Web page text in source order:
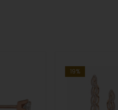
19%